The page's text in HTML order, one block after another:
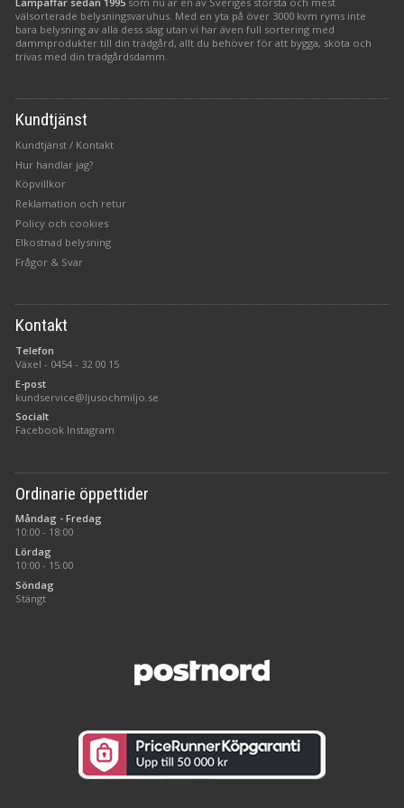
välsorterade belysningsvaruhus. Med en yta på över 3000 kvm ryms inte
bara belysning av alla dess slag utan vi har även full sortering med
dammprodukter till din trädgård, allt du behöver för att bygga, sköta och
trivas med din trädgårdsdamm.
Kundtjänst
Kundtjänst / Kontakt
Hur handlar jag?
Köpvillkor
Reklamation och retur
Policy och cookies
Elkostnad belysning
Frågor & Svar
Kontakt
Telefon
Växel - 0454 - 32 00 15
E-post
kundservice@ljusochmiljo.se
Socialt
Facebook Instagram
Ordinarie öppettider
Måndag - Fredag
10:00 - 18:00
Lördag
10:00 - 15:00
Söndag
Stängt